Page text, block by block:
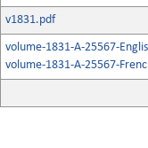
v1831.pdf
volume-1831-A-25567-
volume-1831-A-25567-